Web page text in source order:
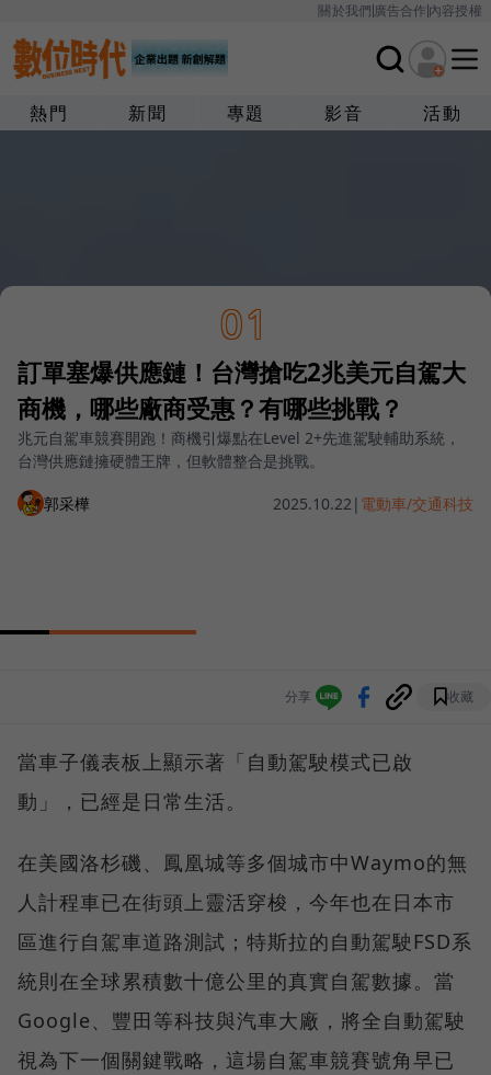
關於我們廣告合作內容授權
熱門 新聞 專題 影音 活動
01
訂單塞爆供應鏈！台灣搶吃2兆美元自駕大
商機，哪些廠商受惠？有哪些挑戰？
兆元自駕車競賽開跑！商機引爆點在Level 2+先進駕駛輔助系統，
台灣供應鏈擁硬體王牌，但軟體整合是挑戰。
郭采樺 2025.10.22 | 電動車/交通科技
分享 收藏
當車子儀表板上顯示著「自動駕駛模式已啟
動」，已經是日常生活。
在美國洛杉磯、鳳凰城等多個城市中Waymo的無
人計程車已在街頭上靈活穿梭，今年也在日本市
區進行自駕車道路測試；特斯拉的自動駕駛FSD系
統則在全球累積數十億公里的真實自駕數據。當
Google、豐田等科技與汽車大廠，將全自動駕駛
視為下一個關鍵戰略，這場自駕車競賽號角早已